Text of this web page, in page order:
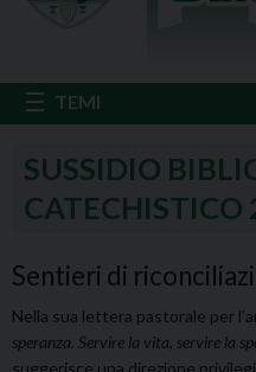
SUSSIDIO
Sentieri di
Nella sua lettera pastorale per
speranza. Servire la vita, servire la
suggerisce una direzione